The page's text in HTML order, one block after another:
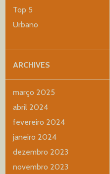
Top 5
Urbano
ARCHIVES
março 2025
abril 2024
fevereiro 2024
janeiro 2024
dezembro 2023
novembro 2023